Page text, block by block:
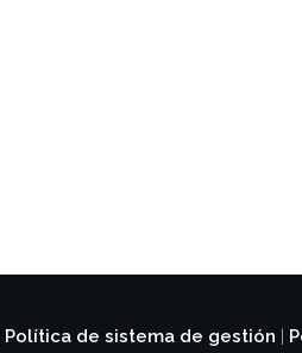
Política de sistema de gestión